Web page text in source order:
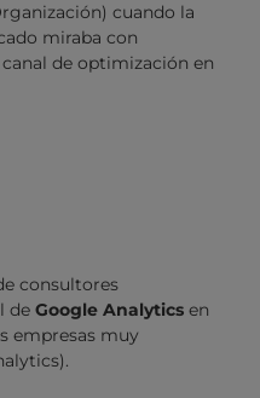
cuando la
miraba con
de optimización en
consultores
de Google Analytics en
empresas muy